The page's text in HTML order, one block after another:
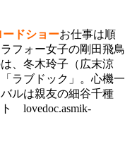
ドショーお仕事は順
フォー女子の剛田飛鳥
、冬木玲子（広末涼
ラブドック」。心機一
ルは親友の細谷千種
lovedoc.asmik-